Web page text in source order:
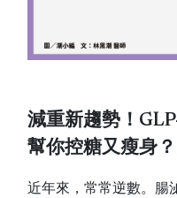
減重新趨勢！
幫你控糖又瘦身
近年來，常常逆數。腸